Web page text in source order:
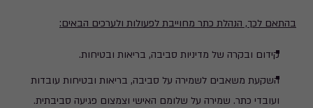
בהתאם לכך, הנהלת כתר מחוייבת לפעולות ולערכים הבאים:
קידום ובקרה של מדיניות סביבה, בריאות ובטיחות.
השקעת משאבים לשמירה על סביבה, בריאות ובטיחות עובדות
ועובדי כתר. שמירה על שלומם האישי וצמצום פגיעה סביבתית.